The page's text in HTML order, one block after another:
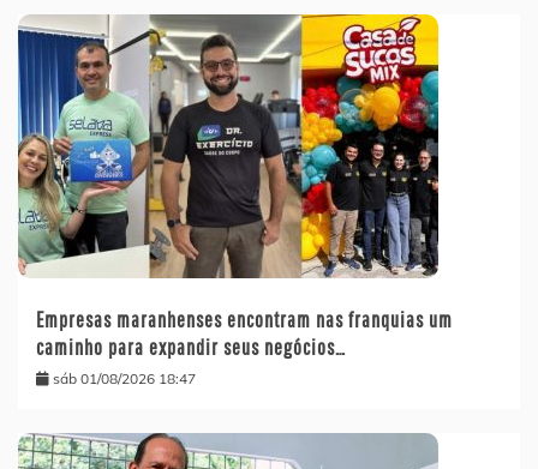
Empresas maranhenses encontram nas franquias um
caminho para expandir seus negócios…
sáb 01/08/2026 18:47